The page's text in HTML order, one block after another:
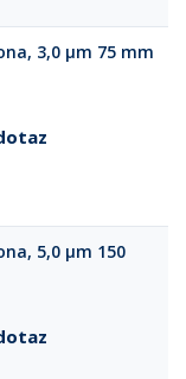
3,0 µm 75 mm
5,0 µm 150